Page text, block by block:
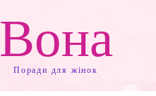
Вона
Поради для жінок